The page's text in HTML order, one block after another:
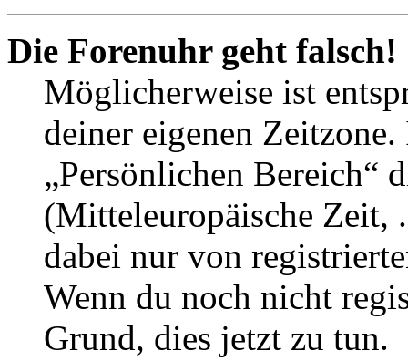
Die Forenuhr geht falsch!
Möglicherweise ist
deiner eigenen
„Persönlichen Bereich“
(Mitteleuropäische Zeit,
dabei nur von
Wenn du noch nicht
Grund, dies jetzt zu tun.